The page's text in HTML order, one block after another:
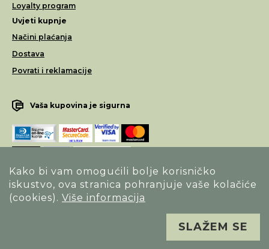
Kako bi vam omogućili bolje korisničko
iskustvo, ova stranica pohranjuje vaše kolačiće
(cookies). Više informacija
SLAŽEM SE
Loyalty program
Uvjeti kupnje
Načini plaćanja
Dostava
Povrati i reklamacije
Vaša kupovina je sigurna
Opći uvjeti poslovanja
Sva prava pridržana. Alfa Vision optika ©